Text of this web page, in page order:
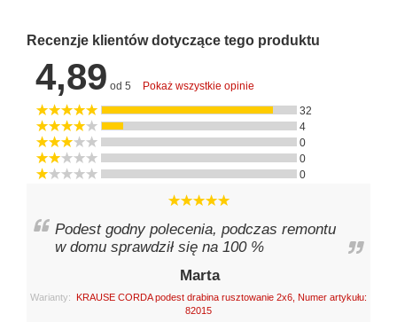
Recenzje klientów dotyczące tego produktu
4,89 od 5 Pokaż wszystkie opinie
32
4
0
0
0
Podest godny polecenia, podczas remontu
w domu sprawdził się na 100 %
Marta
Warianty:
KRAUSE CORDA podest drabina rusztowanie 2x6, Numer artykułu:
82015